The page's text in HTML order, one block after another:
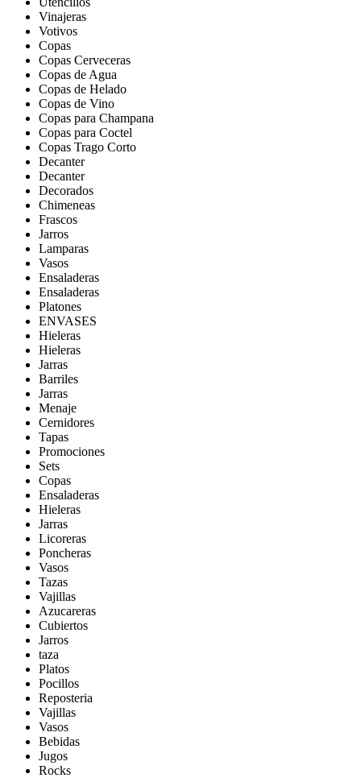
Vinajeras
Votivos
Copas
Copas Cerveceras
Copas de Agua
Copas de Helado
Copas de Vino
Copas para Champana
Copas para Coctel
Copas Trago Corto
Decanter
Decanter
Decorados
Chimeneas
Frascos
Jarros
Lamparas
Vasos
Ensaladeras
Ensaladeras
Platones
ENVASES
Hieleras
Hieleras
Jarras
Barriles
Jarras
Menaje
Cernidores
Tapas
Promociones
Sets
Copas
Ensaladeras
Hieleras
Jarras
Licoreras
Poncheras
Vasos
Tazas
Vajillas
Azucareras
Cubiertos
Jarros
taza
Platos
Pocillos
Reposteria
Vajillas
Vasos
Bebidas
Jugos
Rocks